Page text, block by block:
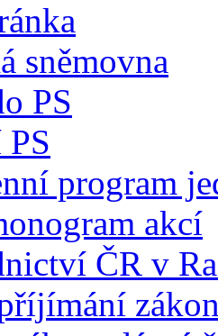
sněmovna
PS
PS
program
akcí
ČR v